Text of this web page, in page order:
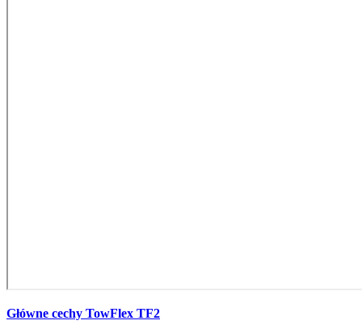
Główne cechy TowFlex TF2